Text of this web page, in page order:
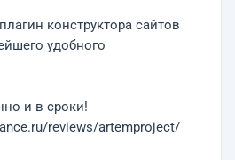
конструктора сайтов
удобного
и в сроки!
reviews/artemproject/